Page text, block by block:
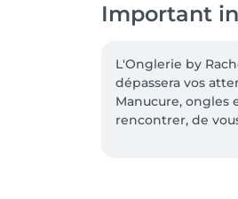
Important
L'Onglerie by
dépassera vos
Manucure, ongles
rencontrer, de